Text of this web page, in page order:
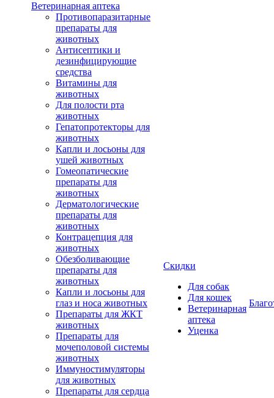
Ветеринарная аптека
Противопаразитарные
препараты для
животных
Антисептики и
дезинфицирующие
средства
Витамины для
животных
Для полости рта
животных
Гепатопротекторы для
животных
Капли и лосьоны для
ушей животных
Гомеопатические
препараты для
животных
Дерматологические
препараты для
животных
Контрацепция для
животных
Обезболивающие
препараты для
животных
Капли и лосьоны для
глаз и носа животных
Препараты для ЖКТ
животных
Препараты для
мочеполовой системы
животных
Иммуностимуляторы
для животных
Препараты для сердца
Скидки
Для собак
Для кошек
Ветеринарная
аптека
Уценка